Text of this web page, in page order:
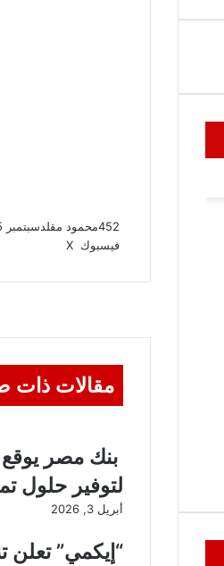
محمود مقلدسبتمبر 5, 2022
فيسبوك ‫X
البريد
مقالات ذات
بنك مصر يوقع
لتوفير حلول
أبريل 3, 2026